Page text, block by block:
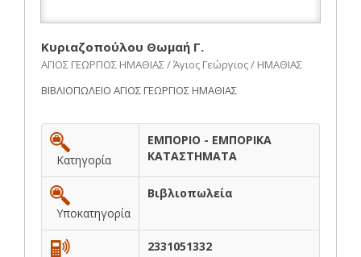
Κυριαζοπούλου Θωμαή Γ.
ΑΓΙΟΣ ΓΕΩΡΓΙΟΣ ΗΜΑΘΙΑΣ / Άγιος Γεώργιος / ΗΜΑΘΙΑΣ
ΒΙΒΛΙΟΠΩΛΕΙΟ ΑΓΙΟΣ ΓΕΩΡΓΙΟΣ ΗΜΑΘΙΑΣ
Κατηγορία
ΕΜΠΟΡΙΟ - ΕΜΠΟΡΙΚΑ
ΚΑΤΑΣΤΗΜΑΤΑ
Υποκατηγορία
Βιβλιοπωλεία
2331051332